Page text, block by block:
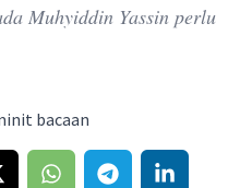
Muhyiddin Yassin perlu
bacaan